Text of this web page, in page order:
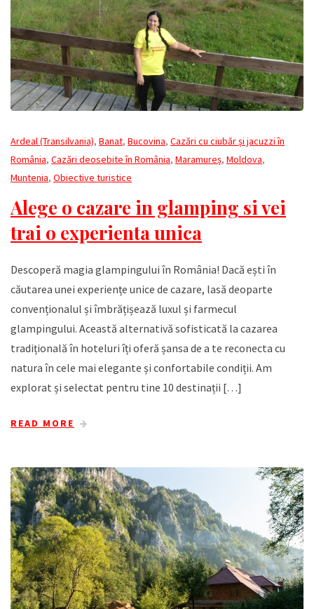
Ardeal (Transilvania), Banat, Bucovina, Cazări cu ciubăr și jacuzzi în
România, Cazări deosebite în România, Maramureș, Moldova,
Muntenia, Obiective turistice
Alege o cazare in glamping si vei
trai o experienta unica
Descoperă magia glampingului în România! Dacă ești în
căutarea unei experiențe unice de cazare, lasă deoparte
convenționalul și îmbrățișează luxul și farmecul
glampingului. Această alternativă sofisticată la cazarea
tradițională în hoteluri îți oferă șansa de a te reconecta cu
natura în cele mai elegante și confortabile condiții. Am
explorat și selectat pentru tine 10 destinații […]
READ MORE